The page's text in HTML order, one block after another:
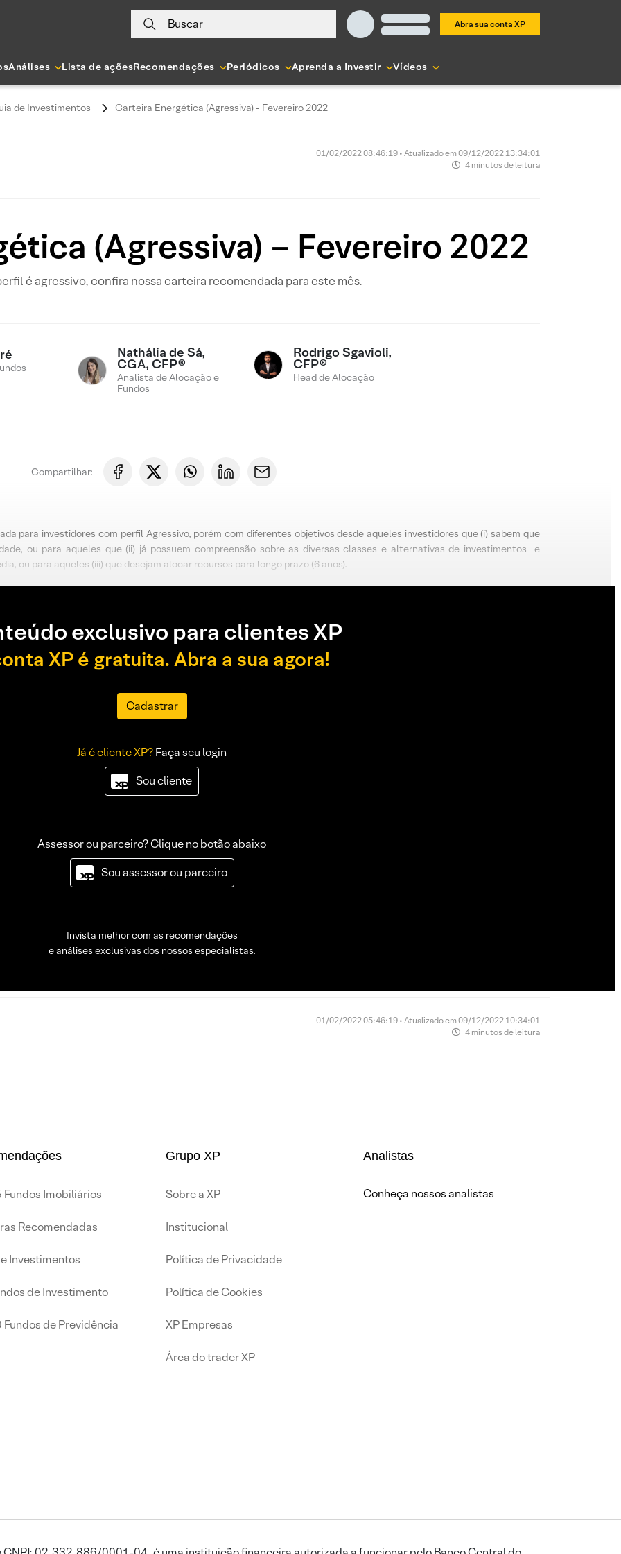
Buscar Abra sua conta XP
Análises Lista de açõesRecomendações Periódicos Aprenda a Investir Vídeos
de Investimentos Carteira Energética (Agressiva) - Fevereiro 2022
01/02/2022 08:46:19 • Atualizado em 09/12/2022 13:34:01
4 minutos de leitura
(Agressiva) – Fevereiro 2022
é agressivo, confira nossa carteira recomendada para este mês.
Nathália de Sá,
CGA, CFP®
Analista de Alocação e
Fundos
Rodrigo Sgavioli,
CFP®
Head de Alocação
Compartilhar:
para investidores com perfil Agressivo, porém com diferentes objetivos desde aqueles investidores que (i) sabem que
ou para aqueles que (ii) já possuem compreensão sobre as diversas classes e alternativas de investimentos e
ou para aqueles (iii) que desejam alocar recursos para longo prazo (6 anos).
exclusivo para clientes XP
XP é gratuita. Abra a sua agora!
Cadastrar
Já é cliente XP?Faça seu login
Sou cliente
Assessor ou parceiro? Clique no botão abaixo
Sou assessor ou parceiro
Invista melhor com as recomendações
e análises exclusivas dos nossos especialistas.
01/02/2022 05:46:19 • Atualizado em 09/12/2022 10:34:01
4 minutos de leitura
Fundos Imobiliários
Recomendadas
Investimentos
de Investimento
Fundos de Previdência
Grupo XP
Sobre a XP
Institucional
Política de Privacidade
Política de Cookies
XP Empresas
Área do trader XP
Analistas
Conheça nossos analistas